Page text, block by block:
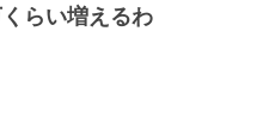
らい増えるわ